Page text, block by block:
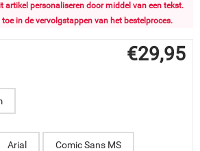
artikel personaliseren door middel van een tekst.
toe in de vervolgstappen van het bestelproces.
€29,95
Arial Comic Sans MS